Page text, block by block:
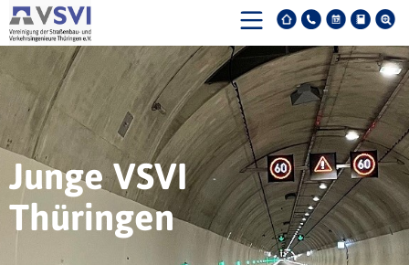
Junge VSVI
Thüringen